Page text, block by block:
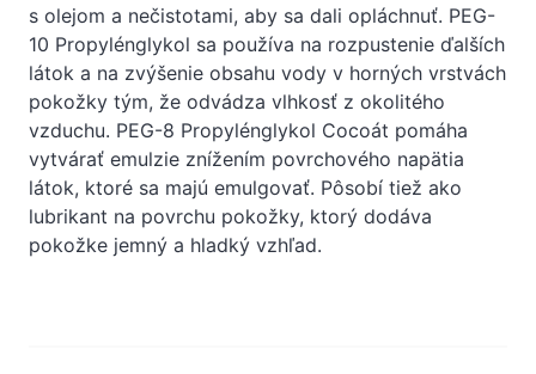
s olejom a nečistotami, aby sa dali opláchnuť. PEG-
10 Propylénglykol sa používa na rozpustenie ďalších
látok a na zvýšenie obsahu vody v horných vrstvách
pokožky tým, že odvádza vlhkosť z okolitého
vzduchu. PEG-8 Propylénglykol Cocoát pomáha
vytvárať emulzie znížením povrchového napätia
látok, ktoré sa majú emulgovať. Pôsobí tiež ako
lubrikant na povrchu pokožky, ktorý dodáva
pokožke jemný a hladký vzhľad.